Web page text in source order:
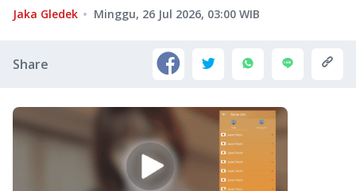
Jaka Gledek Minggu, 26 Jul 2026, 03:00 WIB
Share